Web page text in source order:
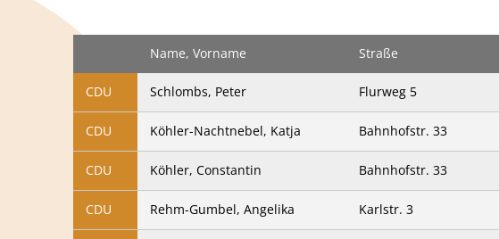
Name, Vorname Straße
CDU Schlombs, Peter Flurweg 5
CDU Köhler-Nachtnebel, Katja Bahnhofstr. 33
CDU Köhler, Constantin Bahnhofstr. 33
CDU Rehm-Gumbel, Angelika Karlstr. 3